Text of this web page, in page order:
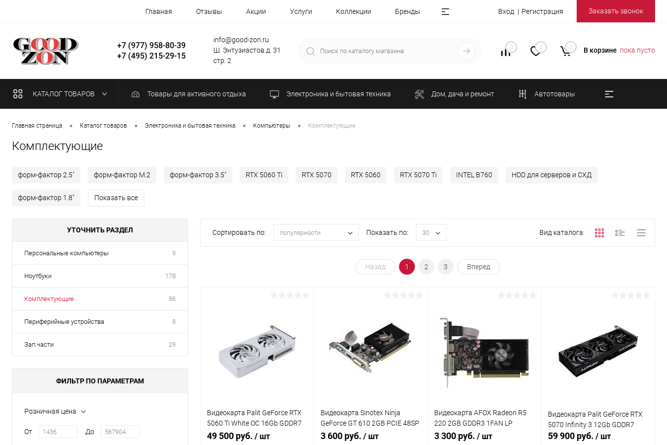
Главная Отзывы Акции Услуги Коллекции Бренды Вход Регистрация Заказать звонок
+7 (977) 958-80-39
+7 (495) 215-29-15
info@good-zon.ru
Ш. Энтузиастов д. 31
стр. 2
0 0 0 В корзине пока пусто
КАТАЛОГ ТОВАРОВ Товары для активного отдыха Электроника и бытовая техника Дом, дача и ремонт Автотовары
Главная страница • Каталог товаров • Электроника и бытовая техника • Компьютеры • Комплектующие
Комплектующие
форм-фактор 2.5" форм-фактор M.2 форм-фактор 3.5" RTX 5060 Ti RTX 5070 RTX 5060 RTX 5070 Ti INTEL B760 HDD для серверов и СХД
форм-фактор 1.8" Показать все
УТОЧНИТЬ РАЗДЕЛ
Персональные компьютеры 9
Ноутбуки 178
Комплектующие 86
Периферийные устройства 8
Зап.части 29
ФИЛЬТР ПО ПАРАМЕТРАМ
Розничная цена
От До
Сортировать по: популярности Показать по: 30 Вид каталога:
Назад 1 2 3 Вперед
Видеокарта Palit GeForce RTX
5060 Ti White OC 16Gb GDDR7
(2 кулера)
49 500 руб. / шт
Видеокарта Sinotex Ninja
GeForce GT 610 2GB PCIE 48SP
CRT (NF61NP023F)
3 600 руб. / шт
Видеокарта AFOX Radeon R5
220 2GB GDDR3 1FAN LP
(AFR5220-2048D3L5)
3 300 руб. / шт
Видеокарта Palit GeForce RTX
5070 Infinity 3 12Gb GDDR7
59 900 руб. / шт